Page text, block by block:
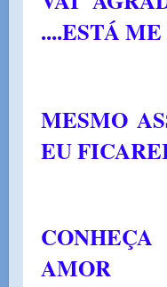
....ESTÁ
MESMO
EU
AMOR